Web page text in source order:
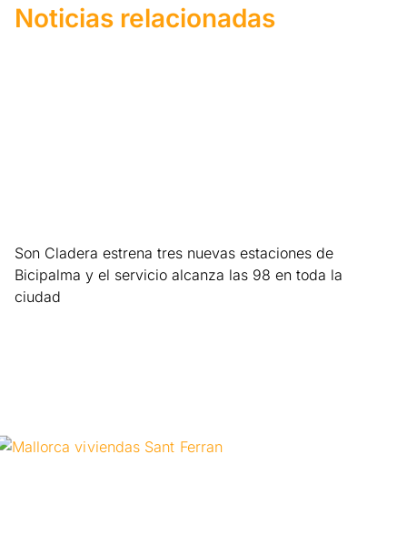
Noticias relacionadas
Son Cladera estrena tres nuevas estaciones de
Bicipalma y el servicio alcanza las 98 en toda la
ciudad